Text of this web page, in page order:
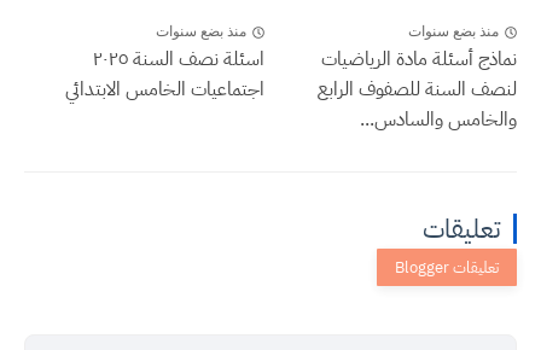
منذ بضع سنوات
نماذج أسئلة مادة الرياضيات
لنصف السنة للصفوف الرابع
والخامس والسادس...
منذ بضع سنوات
اسئلة نصف السنة ٢٠٢٥
اجتماعيات الخامس الابتدائي
تعليقات